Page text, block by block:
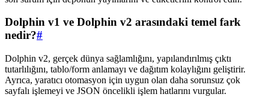
Dolphin v1 ve Dolphin v2 arasındaki temel fark
nedir?#
Dolphin v2, gerçek dünya sağlamlığını, yapılandırılmış çıktı
tutarlılığını, tablo/form anlamayı ve dağıtım kolaylığını geliştirir.
Ayrıca, yaratıcı otomasyon için uygun olan daha sorunsuz çok
sayfalı işlemeyi ve JSON öncelikli işlem hatlarını vurgular.